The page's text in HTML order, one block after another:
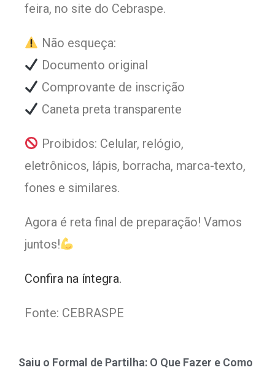
feira, no site do Cebraspe.
Não esqueça:
Documento original
Comprovante de inscrição
Caneta preta transparente
Proibidos: Celular, relógio,
eletrônicos, lápis, borracha, marca-texto,
fones e similares.
Agora é reta final de preparação! Vamos
juntos!
Confira na íntegra.
Fonte: CEBRASPE
Saiu o Formal de Partilha: O Que Fazer e Como